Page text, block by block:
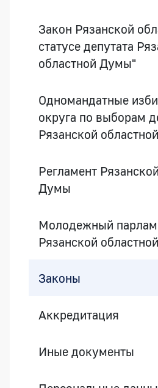
Закон Рязанской
статусе депутата
областной Думы"
Одномандатные
округа по выборам
Рязанской
Регламент
Думы
Молодежный
Рязанской
Законы
Аккредитация
Иные документы